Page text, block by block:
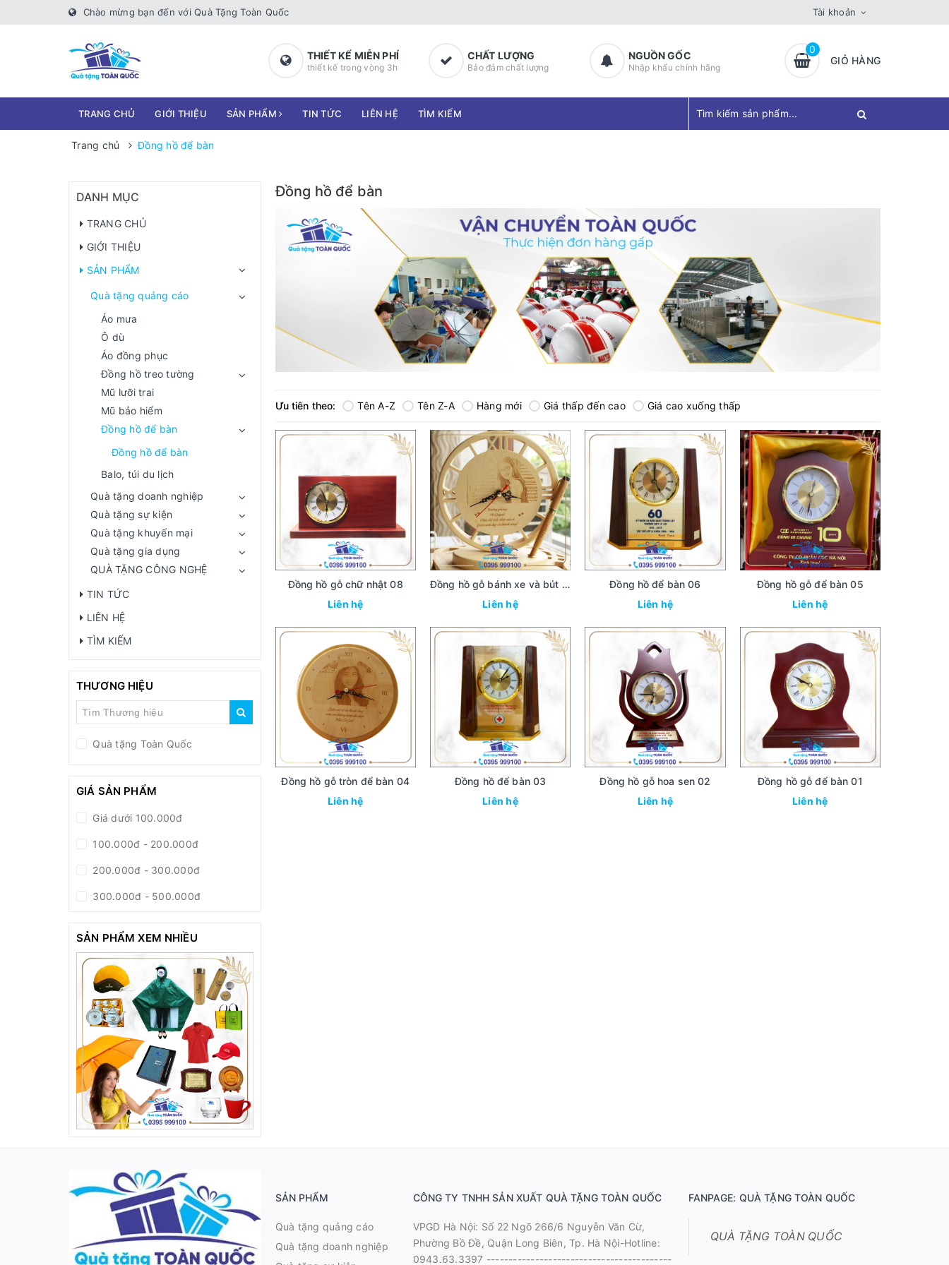
Chào mừng bạn đến với Quà Tặng Toàn Quốc Tài khoản
THIẾT KẾ MIỄN PHÍ
thiết kế trong vòng 3h
CHẤT LƯỢNG
Bảo đảm chất lượng
NGUỒN GỐC
Nhập khẩu chính hãng
0
GIỎ HÀNG
TRANG CHỦ GIỚI THIỆU SẢN PHẨM TIN TỨC LIÊN HỆ TÌM KIẾM
Trang chủ Đồng hồ để bàn
Đồng hồ để bàn
Ưu tiên theo: Tên A-Z Tên Z-A Hàng mới Giá thấp đến cao Giá cao xuống thấp
Đồng hồ gỗ chữ nhật 08
Liên hệ
Đồng hồ gỗ bánh xe và bút 07
Liên hệ
Đồng hồ để bàn 06
Liên hệ
Đồng hồ gỗ để bàn 05
Liên hệ
Đồng hồ gỗ tròn để bàn 04
Liên hệ
Đồng hồ để bàn 03
Liên hệ
Đồng hồ gỗ hoa sen 02
Liên hệ
Đồng hồ gỗ để bàn 01
Liên hệ
DANH MỤC
TRANG CHỦ
GIỚI THIỆU
SẢN PHẨM
Quà tặng quảng cáo
Áo mưa
Ô dù
Áo đồng phục
Đồng hồ treo tường
Mũ lưỡi trai
Mũ bảo hiểm
Đồng hồ để bàn
Đồng hồ để bàn
Balo, túi du lịch
Quà tặng doanh nghiệp
Quà tặng sự kiện
Quà tặng khuyến mại
Quà tặng gia dụng
QUÀ TẶNG CÔNG NGHỆ
TIN TỨC
LIÊN HỆ
TÌM KIẾM
THƯƠNG HIỆU
Quà tặng Toàn Quốc
GIÁ SẢN PHẨM
Giá dưới 100.000đ
100.000đ - 200.000đ
200.000đ - 300.000đ
300.000đ - 500.000đ
SẢN PHẨM XEM NHIỀU
SẢN PHẨM
Quà tặng quảng cáo
Quà tặng doanh nghiệp
CÔNG TY TNHH SẢN XUẤT QUÀ TẶNG TOÀN QUỐC
VPGD Hà Nội: Số 22 Ngõ 266/6 Nguyễn Văn Cừ,
Phường Bồ Đề, Quận Long Biên, Tp. Hà Nội-Hotline:
0943.63.3397 ------------------------------------------
FANPAGE: QUÀ TẶNG TOÀN QUỐC
QUÀ TẶNG TOÀN QUỐC